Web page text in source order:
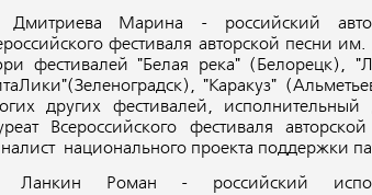
Марина - российский
фестиваля авторской песни
фестивалей "Белая река" (Белорецк),
"Каракуз"
других фестивалей,
Всероссийского фестиваля
национального проекта поддержки
Ланкин Роман - российский